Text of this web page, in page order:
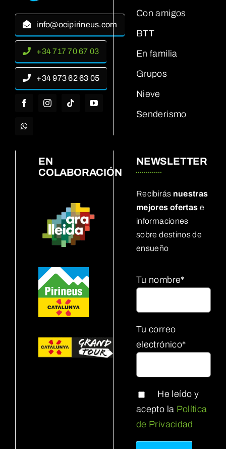
info@ocipirineus.com
+34 717 70 67 03
+34 973 62 63 05
Con amigos
BTT
En familia
Grupos
Nieve
Senderismo
EN
COLABORACIÓN
NEWSLETTER
Recibirás nuestras
mejores ofertas e
informaciones
sobre destinos de
ensueño
Tu nombre*
Tu correo
electrónico*
He leído y
acepto la Política
de Privacidad